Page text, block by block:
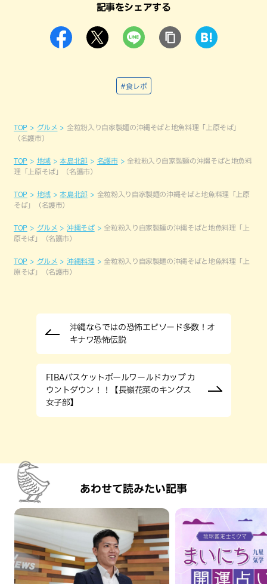
記事をシェアする
#食レポ
TOP グルメ
全粒粉入り自家製麺の沖縄そばと地魚料理「上原そば」
（名護市）
TOP 地域 本島北部 名護市
全粒粉入り自家製麺の沖縄そばと地魚料
理「上原そば」（名護市）
TOP 地域 本島北部
全粒粉入り自家製麺の沖縄そばと地魚料理「上原
そば」（名護市）
TOP グルメ 沖縄そば
全粒粉入り自家製麺の沖縄そばと地魚料理「上
原そば」（名護市）
TOP グルメ 沖縄料理
全粒粉入り自家製麺の沖縄そばと地魚料理「上
原そば」（名護市）
沖縄ならではの恐怖エピソード多数！オ
キナワ恐怖伝説
FIBAバスケットボールワールドカップ カ
ウントダウン！！【長嶺花菜のキングス
女子部】
あわせて読みたい記事